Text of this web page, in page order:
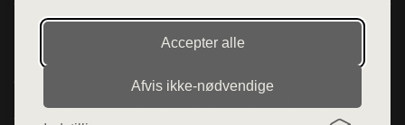
Accepter alle
Afvis ikke‑nødvendige
Denne side er en del af want.dk, der udgiver en række
hjemmesider med præsentation af forskellige produkter fra
diverse webshops. Der sælges ikke varer fra denne side - vi
henviser til de shops, som sælger varen. Vi har heller ikke
varerne på lager.